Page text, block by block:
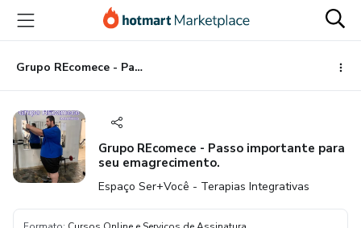
para
conteúdo
principal
para
pagamento
para
rodapé
Grupo REcomece - Passo importante para seu emagrecimento.
Grupo REcomece - Passo importante para
seu emagrecimento.
Espaço Ser+Você - Terapias Integrativas